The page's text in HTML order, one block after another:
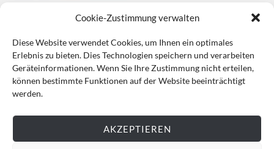
Cookie-Zustimmung verwalten
Diese Website verwendet Cookies, um Ihnen ein optimales
Erlebnis zu bieten. Dies Technologien speichern und verarbeiten
Geräteinformationen. Wenn Sie Ihre Zustimmung nicht erteilen,
können bestimmte Funktionen auf der Website beeinträchtigt
werden.
AKZEPTIEREN
Mein Bestellkonto Kundeninformationen Datenschutz
Cookie-Richtlinie (EU) Impressum
VERTRAG WIDERRUFEN